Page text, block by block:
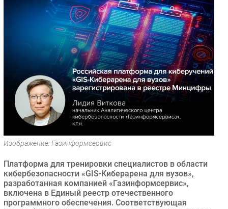
Торговые сети
Оборудование
Outsourcing
Кадры
Регулирование
Финансы
Web
Безопасность
Инновации
Гаджеты
Здоровье
Изображение: Газинформсервис
Платформа для тренировки специалистов в области
кибербезопасности «GIS-Киберарена для вузов»,
разработанная компанией «Газинформсервис»,
включена в Единый реестр отечественного
программного обеспечения. Соответствующая